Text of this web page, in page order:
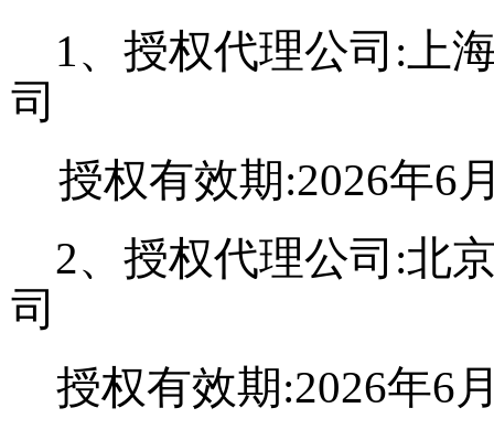
1、 授权代理公司 :上
司
授权有效期 :2026年6
2、 授权代理公司 :北
司
授权有效期 :2026年6